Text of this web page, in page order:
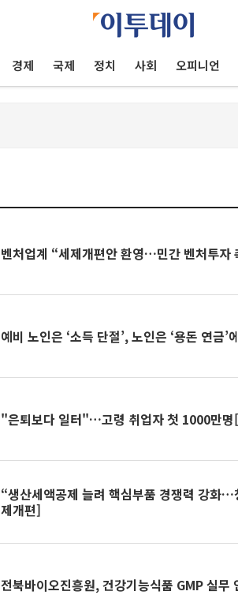
경제 국제 정치 사회 오피니언
벤처업계 “세제개편안 환영…민간 벤처투자
예비 노인은 ‘소득 단절’, 노인은 ‘용돈 연금
"은퇴보다 일터"…고령 취업자 첫 1000만명
“생산세액공제 늘려 핵심부품 경쟁력 강화
제개편]
전북바이오진흥원, 건강기능식품 GMP 실무